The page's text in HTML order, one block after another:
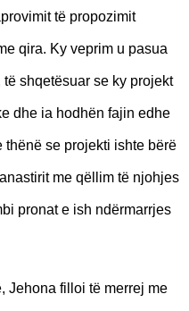
të propozimit
qira. Ky veprim u pasua
shqetësuar se ky projekt
dhe ia hodhën fajin edhe
thënë se projekti ishte bërë
me qëllim të njohjes
pronat e ish ndërmarrjes
Jehona filloi të merrej me